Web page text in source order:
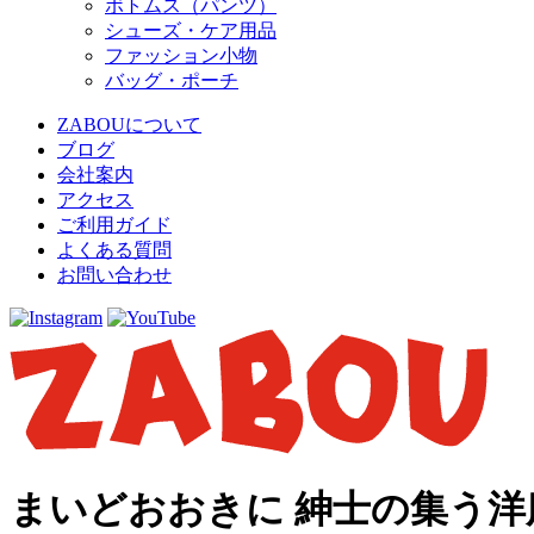
ボトムス（パンツ）
シューズ・ケア用品
ファッション小物
バッグ・ポーチ
ZABOUについて
ブログ
会社案内
アクセス
ご利用ガイド
よくある質問
お問い合わせ
まいどおおきに 紳士の集う